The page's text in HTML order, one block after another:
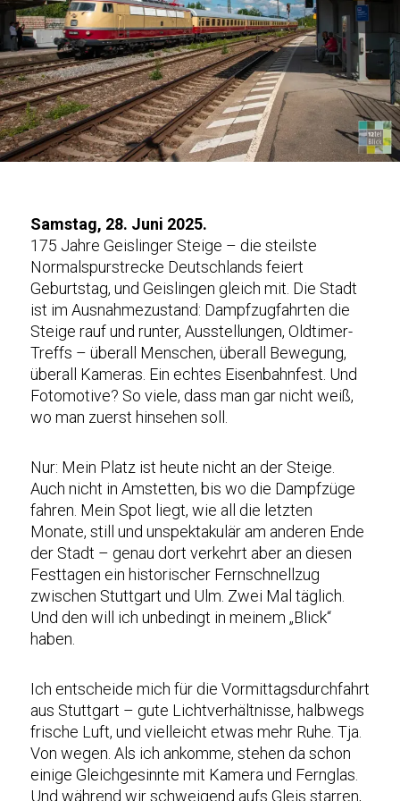
Samstag, 28. Juni 2025.
175 Jahre Geislinger Steige – die steilste
Normalspurstrecke Deutschlands feiert
Geburtstag, und Geislingen gleich mit. Die Stadt
ist im Ausnahmezustand: Dampfzugfahrten die
Steige rauf und runter, Ausstellungen, Oldtimer-
Treffs – überall Menschen, überall Bewegung,
überall Kameras. Ein echtes Eisenbahnfest. Und
Fotomotive? So viele, dass man gar nicht weiß,
wo man zuerst hinsehen soll.
Nur: Mein Platz ist heute nicht an der Steige.
Auch nicht in Amstetten, bis wo die Dampfzüge
fahren. Mein Spot liegt, wie all die letzten
Monate, still und unspektakulär am anderen Ende
der Stadt – genau dort verkehrt aber an diesen
Festtagen ein historischer Fernschnellzug
zwischen Stuttgart und Ulm. Zwei Mal täglich.
Und den will ich unbedingt in meinem „Blick“
haben.
Ich entscheide mich für die Vormittagsdurchfahrt
aus Stuttgart – gute Lichtverhältnisse, halbwegs
frische Luft, und vielleicht etwas mehr Ruhe. Tja.
Von wegen. Als ich ankomme, stehen da schon
einige Gleichgesinnte mit Kamera und Fernglas.
Und während wir schweigend aufs Gleis starren,